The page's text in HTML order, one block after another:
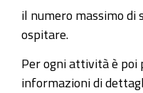
il numero massimo di
ospitare.
Per ogni attività è poi
informazioni di